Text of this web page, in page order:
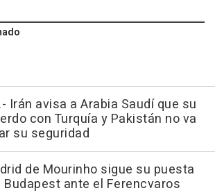
Irán avisa a Arabia Saudí que su
con Turquía y Pakistán no va
su seguridad
de Mourinho sigue su puesta
Budapest ante el Ferencvaros